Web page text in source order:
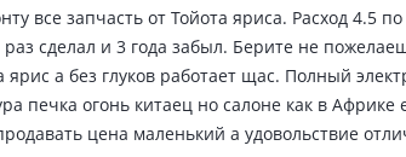
все запчасть от Тойота яриса. Расход 4.5 по
сделал и 3 года забыл. Берите не
а без глуков работает щас. Полный
печка огонь китаец но салоне как в Африке
цена маленький а удовольствие